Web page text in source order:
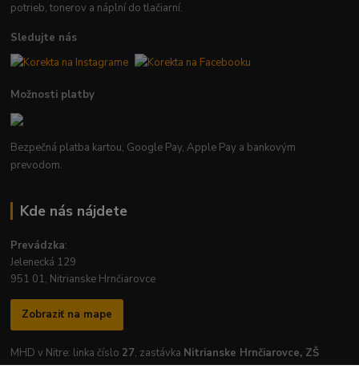
potrieb, tonerov a náplní do tlačiarní.
Sledujte nás
Možnosti platby
Bezpečná platba kartou, Google Pay, Apple Pay a bankovým
prevodom.
Kde nás nájdete
Prevádzka:
Jelenecká 129
951 01, Nitrianske Hrnčiarovce
Zobraziť na mape
MHD v Nitre: linka číslo 27, zastávka Nitrianske Hrnčiarovce, ZŠ